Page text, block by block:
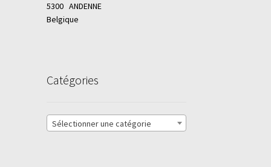
5300 ANDENNE
Belgique
Catégories
Sélectionner une catégorie